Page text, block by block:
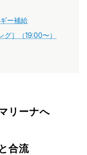
ー補給
］（19:00〜）
リーナへ
合流